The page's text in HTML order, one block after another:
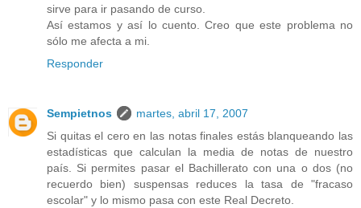
sirve para ir pasando de curso.
Así estamos y así lo cuento. Creo que este problema no
sólo me afecta a mi.
Responder
Sempietnos
martes, abril 17, 2007
Si quitas el cero en las notas finales estás blanqueando las
estadísticas que calculan la media de notas de nuestro
país. Si permites pasar el Bachillerato con una o dos (no
recuerdo bien) suspensas reduces la tasa de "fracaso
escolar" y lo mismo pasa con este Real Decreto.